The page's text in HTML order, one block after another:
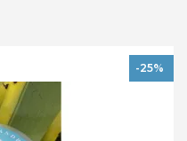
-25%